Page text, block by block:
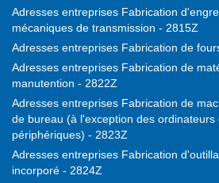
Adresses entreprises Fabrication
mécaniques de transmission - 2815Z
Adresses entreprises Fabrication de
Adresses entreprises Fabrication de
manutention - 2822Z
Adresses entreprises Fabrication de
de bureau (à l'exception des ordinateurs
périphériques) - 2823Z
Adresses entreprises Fabrication
incorporé - 2824Z